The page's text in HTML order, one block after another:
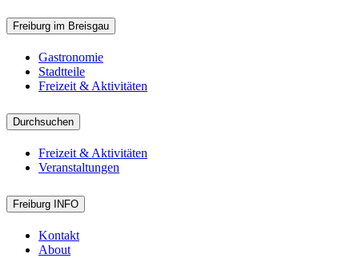
Freiburg im Breisgau
Gastronomie
Stadtteile
Freizeit & Aktivitäten
Durchsuchen
Freizeit & Aktivitäten
Veranstaltungen
Freiburg INFO
Kontakt
About